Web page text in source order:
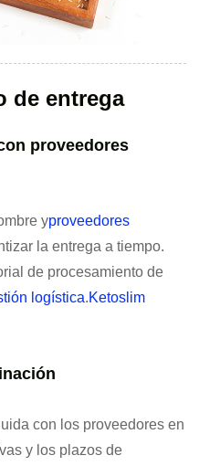
de entrega
proveedores
yproveedores
la entrega a tiempo.
de procesamiento de
logística.Ketoslim
con los proveedores en
y los plazos de